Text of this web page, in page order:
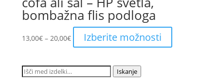
bombažna flis podloga
13,00€ – 20,00€Price
range:
through
20,00€
Izberite možnosti
product
Išči: Iskanje